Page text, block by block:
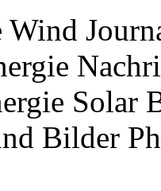
Wind
Solar
Bilder